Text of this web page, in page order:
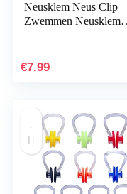
Neusklem Neus Clip
Zwemmen Neusklem
Protector Klein Kleur…
€7.99